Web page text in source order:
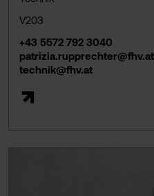
V203
+43 5572 792 3040
patrizia.rupprechter@fhv.at
technik@fhv.at